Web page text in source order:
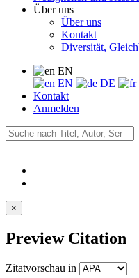
Über uns
Über uns
Kontakt
Diversität,
EN
EN
DE
Kontakt
Anmelden
×
Preview Citation
Zitatvorschau in